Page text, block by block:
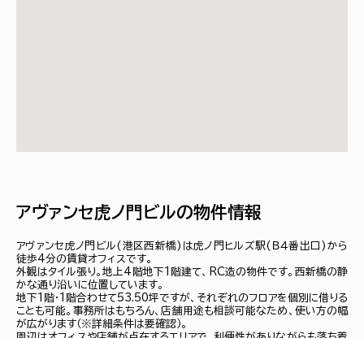
アヴァンセ虎ノ門ビルの物件情報
アヴァンセ虎ノ門ビル(港区西新橋)は虎ノ門ヒルズ駅(Ｂ４番出口)から
徒歩4分の賃貸オフィスです。
外観はタイル張り。地上4階地下1階建て、RC造の物件です。西新橋の静
かな通り沿いに位置しています。
地下1階・1階合わせて53.50坪ですが、それぞれのフロアを個別に借りる
ことも可能。事務所はもちろん、店舗用途も相談可能なため、使い方の幅
が広がります（※詳細条件は要確認）。